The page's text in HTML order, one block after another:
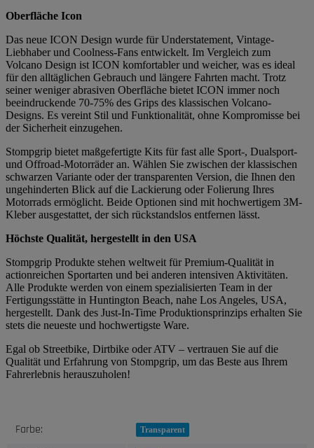
Oberfläche Icon
Das neue ICON Design wurde für Understatement, Vintage-
Liebhaber und Coolness-Fans entwickelt. Im Vergleich zum
Volcano Design ist ICON komfortabler und weicher, was es ideal
für den alltäglichen Gebrauch und längere Fahrten macht. Trotz
seiner weniger abrasiven Oberfläche bietet ICON immer noch
beeindruckende 70-75% des Grips des klassischen Volcano-
Designs. Es vereint Stil und Funktionalität, ohne Kompromisse bei
der Sicherheit einzugehen.
Stompgrip bietet maßgefertigte Kits für fast alle Sport-, Dualsport-
und Offroad-Motorräder an. Wählen Sie zwischen der klassischen
schwarzen Variante oder der transparenten Version, die Ihnen den
ungehinderten Blick auf die Lackierung oder Folierung Ihres
Motorrads ermöglicht. Beide Optionen sind mit hochwertigem 3M-
Kleber ausgestattet, der sich rückstandslos entfernen lässt.
Höchste Qualität, hergestellt in den USA
Stompgrip Produkte stehen weltweit für Premium-Qualität in
actionreichen Sportarten und bei anderen intensiven Aktivitäten.
Alle Produkte werden von einem spezialisierten Team in der
Fertigungsstätte in Huntington Beach, nahe Los Angeles, USA,
hergestellt. Dank des Just-In-Time Produktionsprinzips erhalten Sie
stets die neueste und hochwertigste Ware.
Egal ob Streetbike, Dirtbike oder ATV – vertrauen Sie auf die
Qualität und Erfahrung von Stompgrip, um das Beste aus Ihrem
Fahrerlebnis herauszuholen!
Produkteigenschaft
Wert
Farbe: Transparent